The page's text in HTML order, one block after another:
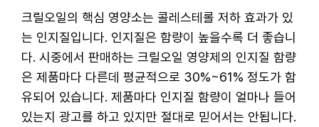
크릴오일의 핵심 영양소는 콜레스테롤 저하 효과가 있
는 인지질입니다. 인지질은 함량이 높을수록 더 좋습니
다. 시중에서 판매하는 크릴오일 영양제의 인지질 함량
은 제품마다 다른데 평균적으로 30%~61% 정도가 함
유되어 있습니다. 제품마다 인지질 함량이 얼마나 들어
있는지 광고를 하고 있지만 절대로 믿어서는 안됩니다.